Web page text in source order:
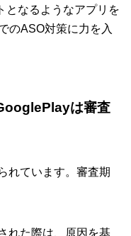
となるようなアプリを
のASO対策に力を入
は審査
れています。審査期
れた際は、原因を基